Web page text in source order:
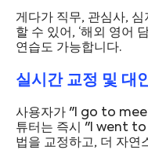
게다가 직무, 관심사,
할 수 있어, ‘해외 영어
연습도 가능합니다.
실시간 교정 및 대
사용자가 "I go to
튜터는 즉시 "I went
법을 교정하고, 더 자